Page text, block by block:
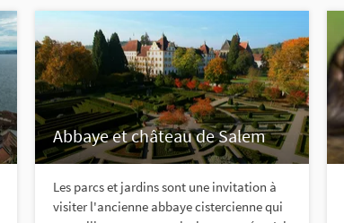
Abbaye et château de Salem
Les parcs et jardins sont une invitation à
visiter l'ancienne abbaye cistercienne qui